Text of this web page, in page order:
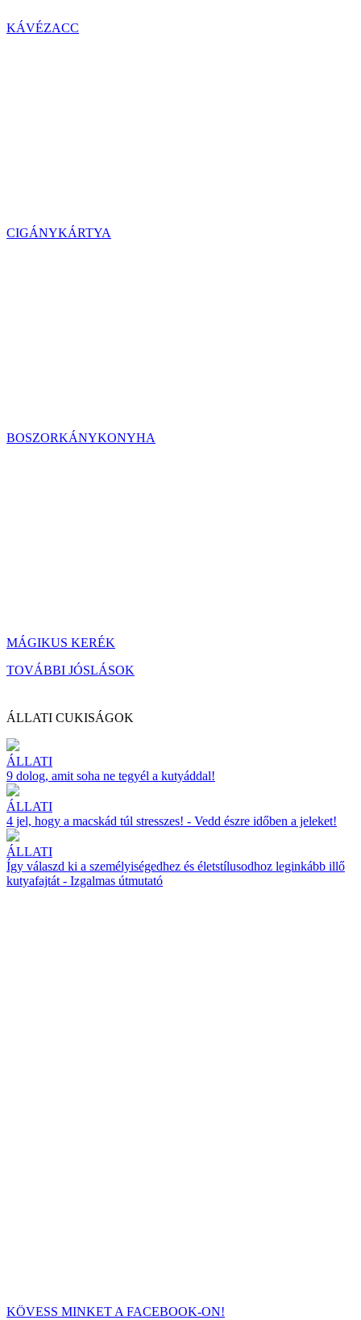
KÁVÉZACC
CIGÁNYKÁRTYA
BOSZORKÁNYKONYHA
MÁGIKUS KERÉK
TOVÁBBI JÓSLÁSOK
ÁLLATI CUKISÁGOK
ÁLLATI
9 dolog, amit soha ne tegyél a kutyáddal!
ÁLLATI
4 jel, hogy a macskád túl stresszes! - Vedd észre időben a jeleket!
ÁLLATI
Így válaszd ki a személyiségedhez és életstílusodhoz leginkább illő
kutyafajtát - Izgalmas útmutató
KÖVESS MINKET A FACEBOOK-ON!